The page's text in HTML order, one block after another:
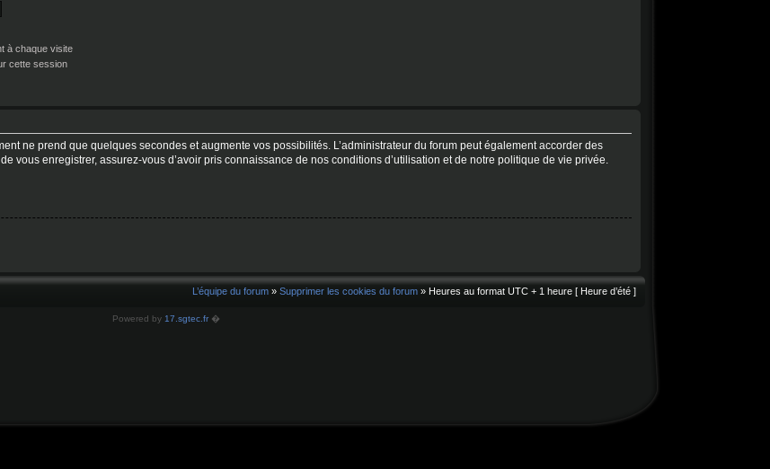
à chaque visite
cette session
ne prend que quelques secondes et augmente vos possibilités. L’administrateur du forum peut également accorder des
vous enregistrer, assurez-vous d’avoir pris connaissance de nos conditions d’utilisation et de notre politique de vie privée.
L’équipe du forum » Supprimer les cookies du forum » Heures au format UTC + 1 heure [ Heure d’été ]
Powered by 17.sgtec.fr�